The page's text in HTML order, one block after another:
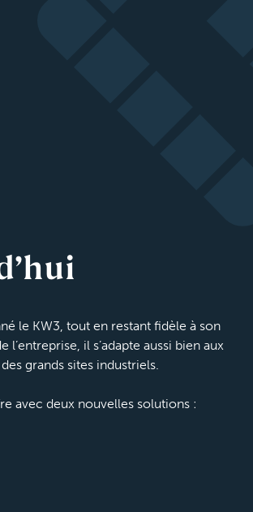
le KW3, tout en restant fidèle à son
il s’adapte aussi bien aux
grands sites industriels.
avec deux nouvelles solutions :